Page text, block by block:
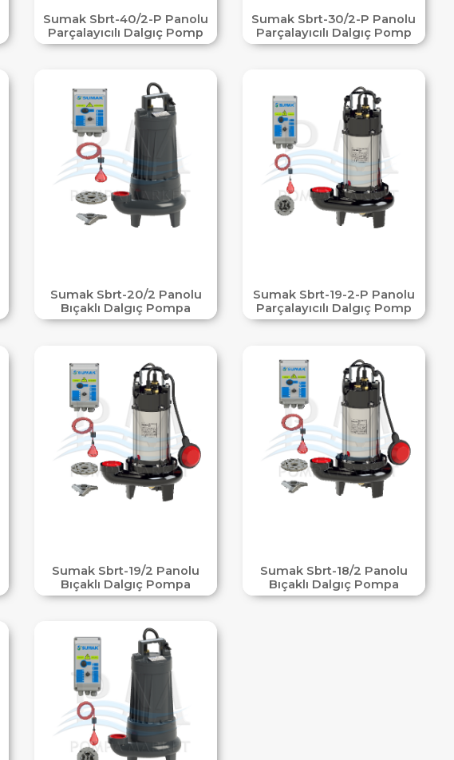
Sumak Sbrt-40/2-P Panolu
Parçalayıcılı Dalgıç Pomp
Sumak Sbrt-30/2-P Panolu
Parçalayıcılı Dalgıç Pomp
Sumak Sbrt-20/2 Panolu
Bıçaklı Dalgıç Pompa
Sumak Sbrt-19-2-P Panolu
Parçalayıcılı Dalgıç Pomp
Sumak Sbrt-19/2 Panolu
Bıçaklı Dalgıç Pompa
Sumak Sbrt-18/2 Panolu
Bıçaklı Dalgıç Pompa